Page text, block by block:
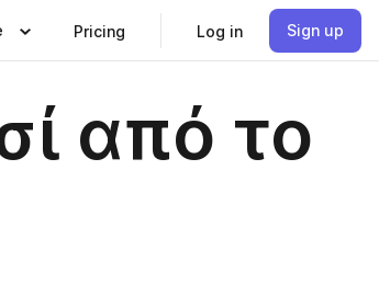
Pricing Log in Sign up
από το